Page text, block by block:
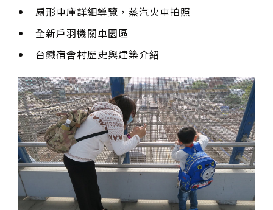
扇形車庫詳細導覽，蒸汽火車拍照
全新戶羽機關車園區
台鐵宿舍村歷史與建築介紹